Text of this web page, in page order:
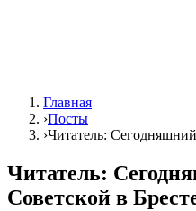
Главная
›Посты
›Читатель:
Читатель:
Советской в